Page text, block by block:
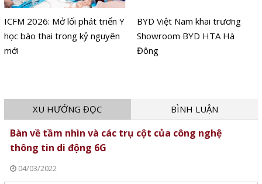
ICFM 2026: Mở lối phát triển Y
học bào thai trong kỷ nguyên
mới
BYD Việt Nam khai trương
Showroom BYD HTA Hà
Đông
XU HƯỚNG ĐỌC BÌNH LUẬN
Bàn về tầm nhìn và các trụ cột của công nghệ
thông tin di động 6G
04/03/2022